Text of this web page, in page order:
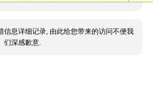
信息详细记录, 由此给您带来的访问不便我
们深感歉意.